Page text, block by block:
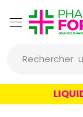
Rechercher